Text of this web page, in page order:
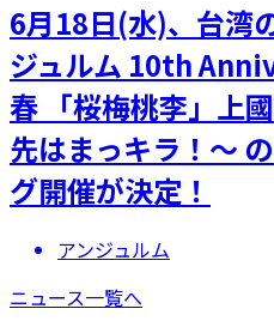
6月18日(水)、台湾
ジュルム 10th
春 「桜梅桃李」上
先はまっキラ！～
グ開催が決定！
アンジュルム
ニュース一覧へ